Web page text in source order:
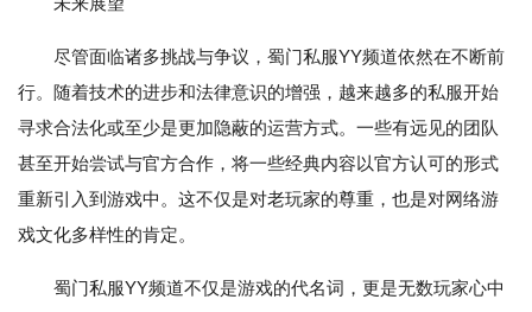
尽管面临诸多挑战与争议，蜀门私服YY频道依然在不断前
行。随着技术的进步和法律意识的增强，越来越多的私服开始
寻求合法化或至少是更加隐蔽的运营方式。一些有远见的团队
甚至开始尝试与官方合作，将一些经典内容以官方认可的形式
重新引入到游戏中。这不仅是对老玩家的尊重，也是对网络游
戏文化多样性的肯定。
蜀门私服YY频道不仅是游戏的代名词，更是无数玩家心中